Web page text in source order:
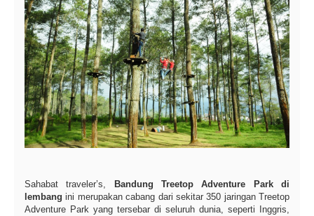
Sahabat traveler’s,
Bandung Treetop Adventure Park di
lembang ini merupakan cabang dari sekitar 350 jaringan Treetop
Adventure Park yang tersebar di seluruh dunia, seperti Inggris,